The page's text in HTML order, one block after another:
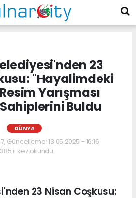
23
"Hayalimdeki
Yarışması
Buldu
DÜNYA
Güncelleme: 13.05.2025 - 16:16
kez okundu.
23 Nisan Coşkusu: